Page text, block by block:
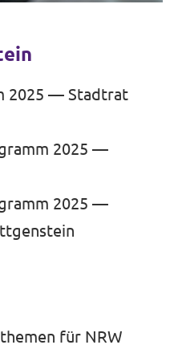
2025 — Stadtrat
2025 —
2025 —
für NRW